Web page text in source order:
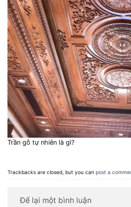
Trần gỗ tự nhiên là gì?
Trackbacks are closed, but you can post a
Để lại một bình luận